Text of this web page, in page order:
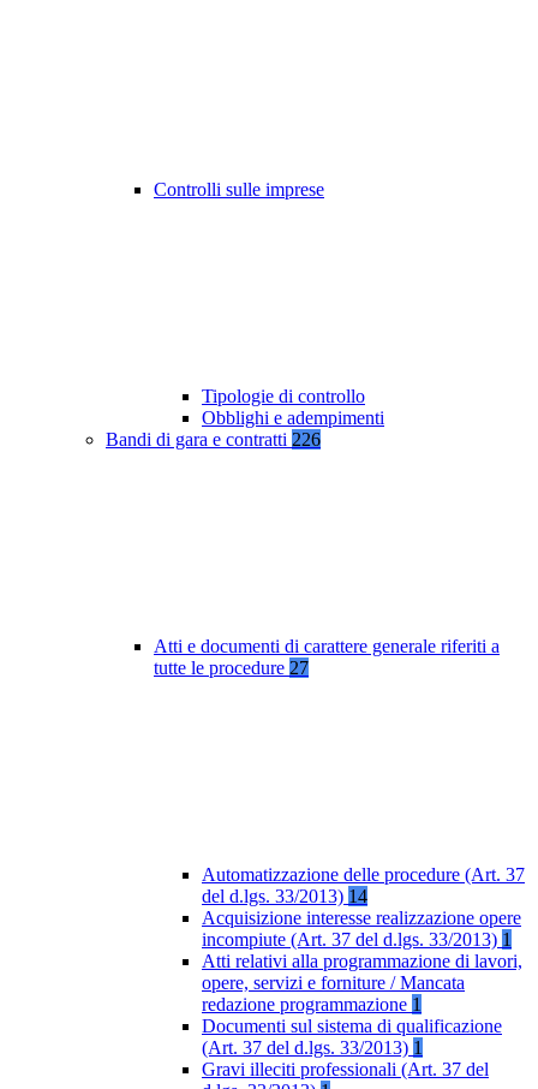
Controlli sulle imprese
Tipologie di controllo
Obblighi e adempimenti
Bandi di gara e contratti 226
Atti e documenti di carattere generale riferiti a
tutte le procedure 27
Automatizzazione delle procedure (Art. 37
del d.lgs. 33/2013) 14
Acquisizione interesse realizzazione opere
incompiute (Art. 37 del d.lgs. 33/2013) 1
Atti relativi alla programmazione di lavori,
opere, servizi e forniture / Mancata
redazione programmazione 1
Documenti sul sistema di qualificazione
(Art. 37 del d.lgs. 33/2013) 1
Gravi illeciti professionali (Art. 37 del